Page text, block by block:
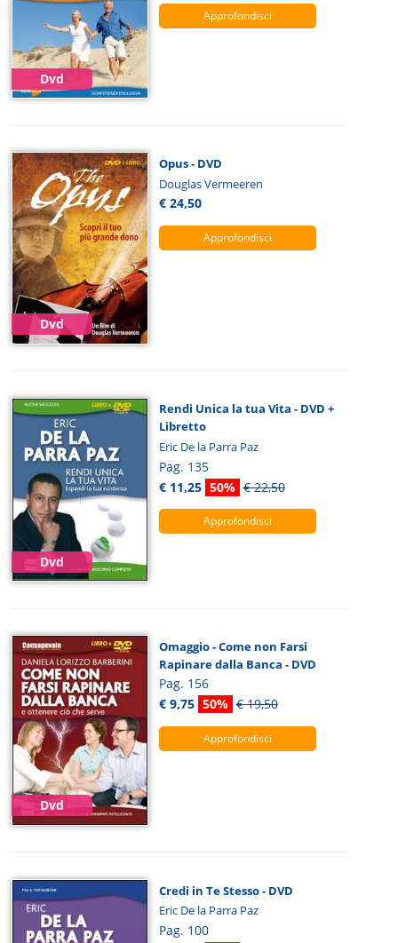
Dvd
Approfondisci
Dvd
Opus - DVD
Douglas Vermeeren
€ 24,50
Approfondisci
Dvd
Rendi Unica la tua Vita - DVD +
Libretto
Eric De la Parra Paz
Pag. 135
€ 11,25 50% € 22,50
Approfondisci
Dvd
Omaggio - Come non Farsi
Rapinare dalla Banca - DVD
Pag. 156
€ 9,75 50% € 19,50
Approfondisci
Credi in Te Stesso - DVD
Eric De la Parra Paz
Pag. 100